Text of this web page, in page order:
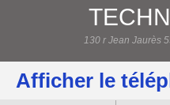
130 r Jean Jaurès
Afficher le